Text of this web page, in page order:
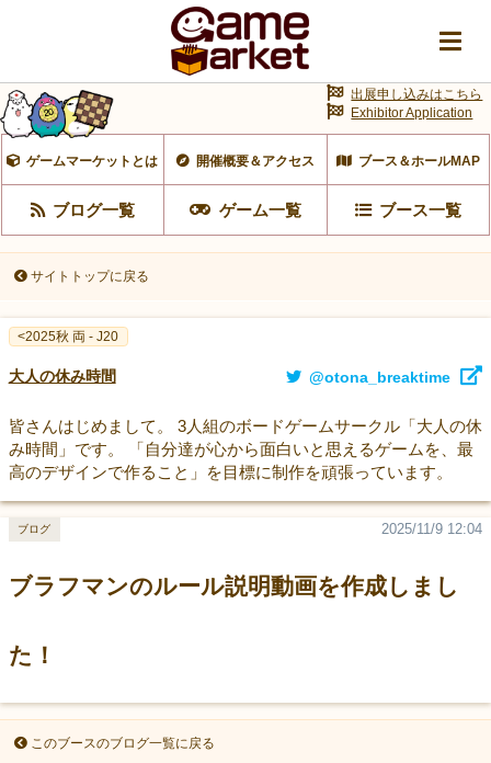
ゲームマーケットとは 開催概要＆アクセス ブース＆ホールMAP
ブログ一覧 ゲーム一覧 ブース一覧
出展申し込みはこちら
Exhibitor Application
サイトトップに戻る
<2025秋 両 - J20
大人の休み時間 @otona_breaktime
皆さんはじめまして。 3人組のボードゲームサークル「大人の休
み時間」です。 「自分達が心から面白いと思えるゲームを、最
高のデザインで作ること」を目標に制作を頑張っています。
ブラフマンのルール説明動画を作成しまし
た！
2025/11/9 12:04
ブログ
このブースのブログ一覧に戻る